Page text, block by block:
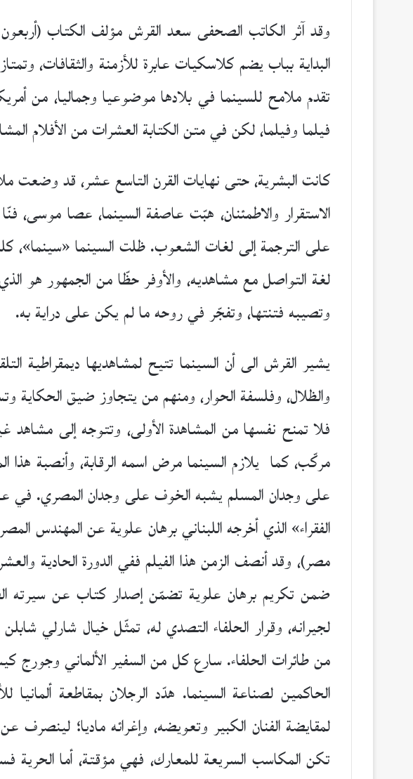
وقد آثر الكاتب الصحفى سعد القرش مؤلف الكتاب
البداية بباب يضم كلاسكيات عابرة للأزمنة والثقافات،
تقدم ملامح للسينما في بلادها موضوعيا وجماليا، من
فيلما وفيلما، لكن في متن الكتابة العشرات من الأفلام
كانت البشرية، حتى نهايات القرن التاسع عشر، قد وضعت
الاستقرار والاطمئنان، هبّت عاصفة السينما، عصا موسى،
على الترجمة إلى لغات الشعوب. ظلت السينما «سينما»،
لغة التواصل مع مشاهديه، والأوفر حظّا من الجمهور هو
وتصيبه فتنتها، وتفجّر في روحه ما لم يكن على دراية به.
يشير القرش الى أن السينما تتيح لمشاهديها ديمقراطية
والظلال، وفلسفة الحوار، ومنهم من يتجاوز ضيق الحكاية
فلا تمنح نفسها من المشاهدة الأولى، وتتوجه إلى
مركّب، كما يلازم السينما مرض اسمه الرقابة، وأنصبة
الفقراء» الذي أخرجه اللبناني برهان علوية عن المهندس
مصر)، وقد أنصف الزمن هذا الفيلم ففي الدورة الحادية
ضمن تكريم برهان علوية تضمّن إصدار كتاب عن سيرته
لجيرانه، وقرار الحلفاء التصدي له، تمثّل خيال شارلي
من طائرات الحلفاء. سارع كل من السفير الألماني وجورج
الحاكمين لصناعة السينما. هدّد الرجلان بمقاطعة
لمقايضة الفنان الكبير وتعويضه، وإغرائه ماديا؛
تكن المكاسب السريعة للمعارك، فهي مؤقتة، أما